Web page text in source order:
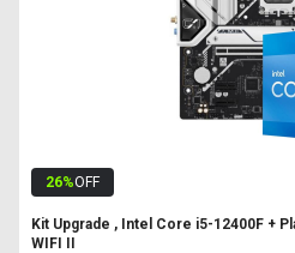
26%OFF
Kit Upgrade , Intel Core i5-12400F +
WIFI II